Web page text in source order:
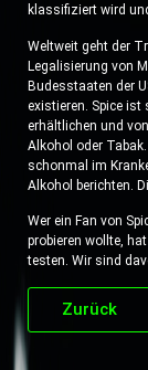
klassifiziert wird
Weltweit geht der
Legalisierung von
Budesstaaten der
existieren. Spice ist
erhältlichen und
Alkohol oder
schonmal im
Alkohol berichten.
Wer ein Fan von
probieren wollte,
testen. Wir sind
Zurück